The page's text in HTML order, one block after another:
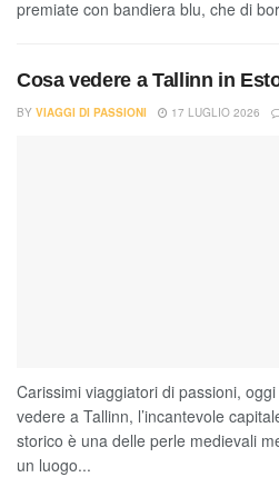
premiate con bandiera blu, che di
Cosa vedere a Tallinn in
BY VIAGGI DI PASSIONI 17 LUGLIO 2026
Carissimi viaggiatori di passioni,
vedere a Tallinn, l’incantevole
storico è una delle perle medievali
un luogo...